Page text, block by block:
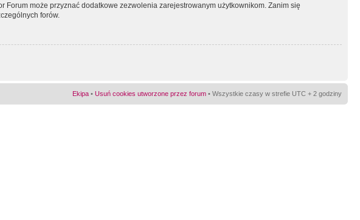
może przyznać dodatkowe zezwolenia zarejestrowanym użytkownikom. Zanim się
forów.
Ekipa • Usuń cookies utworzone przez forum • Wszystkie czasy w strefie UTC + 2 godziny